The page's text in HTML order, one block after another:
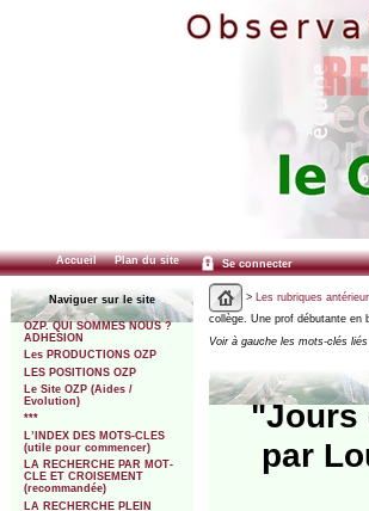
Accueil Plan du site Se connecter
Naviguer sur le site
OZP. QUI SOMMES NOUS ?
ADHESION
Les PRODUCTIONS OZP
LES POSITIONS OZP
Le Site OZP (Aides /
Evolution)
***
L’INDEX DES MOTS-CLES
(utile pour commencer)
LA RECHERCHE PAR MOT-
CLE ET CROISEMENT
(recommandée)
LA RECHERCHE PLEIN
> Les rubriques
collège. Une prof débutante en
Voir à gauche les mots-clés
"Jours
par